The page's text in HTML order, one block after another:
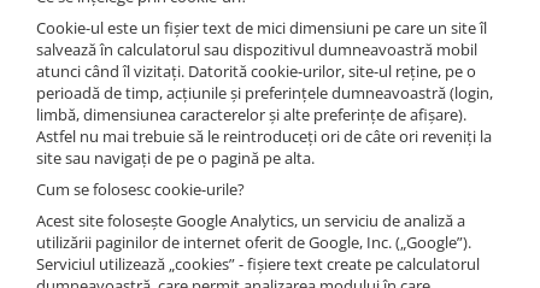
Stâlpi Gard Electric
Stâlpi din plastic
Stâlpi din Lemn
Stâlpi din Fibră de Sticlă
Stâlpi pentru sisteme T-Post
Scule pentru montare Stâlpi
Testere pentru Gard Electric
Împământare Gard Electric
Cookie-ul este un fişier text de mici dimensiuni pe care un site îl
salvează în calculatorul sau dispozitivul dumneavoastră mobil
atunci când îl vizitaţi. Datorită cookie-urilor, site-ul reţine, pe o
perioadă de timp, acţiunile şi preferinţele dumneavoastră (login,
limbă, dimensiunea caracterelor şi alte preferinţe de afişare).
Astfel nu mai trebuie să le reintroduceţi ori de câte ori reveniţi la
site sau navigaţi de pe o pagină pe alta.
Cum se folosesc cookie-urile?
Acest site foloseşte Google Analytics, un serviciu de analiză a
utilizării paginilor de internet oferit de Google, Inc. („Google”).
Serviciul utilizează „cookies” - fişiere text create pe calculatorul